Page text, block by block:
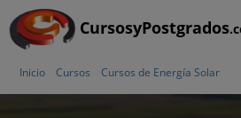
CursosyPostgrados
Inicio Cursos Cursos de Energía Solar